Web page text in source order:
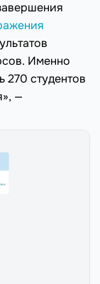
Именно
270 студентов
—